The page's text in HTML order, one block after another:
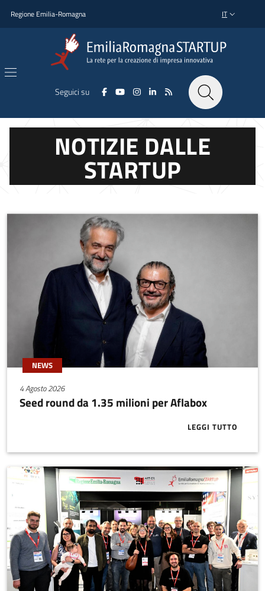
Regione Emilia-Romagna SELETTORE
IT
Seguici su
NOTIZIE DALLE
STARTUP
NEWS
4 Agosto 2026
Seed round da 1.35 milioni per Aflabox
LEGGI TUTTOABOUT SEED